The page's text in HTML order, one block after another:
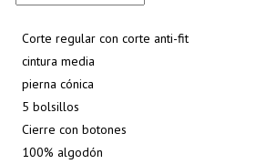
Corte regular con corte anti-fit
cintura media
pierna cónica
5 bolsillos
Cierre con botones
100% algodón